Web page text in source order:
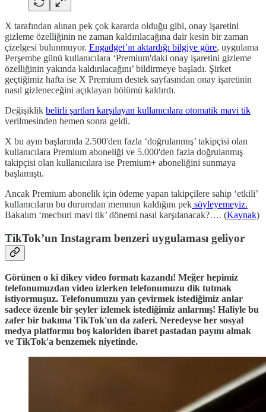
X tarafından alınan pek çok kararda olduğu gibi, onay işaretini
gizleme özelliğinin ne zaman kaldırılacağına dair kesin bir zaman
çizelgesi bulunmuyor. Engadget’ın aktardığı bilgiye göre, uygulama
Perşembe günü kullanıcılara ‘Premium'daki onay işaretini gizleme
özelliğinin yakında kaldırılacağını’ bildirmeye başladı. Şirket
geçtiğimiz hafta ise X Premium destek sayfasından onay işaretinin
nasıl gizleneceğini açıklayan bölümü kaldırdı.
Değişiklik belirli şartları karşılayan kullanıcılara otomatik mavi tik
verilmesinden hemen sonra geldi.
X bu ayın başlarında 2.500'den fazla ‘doğrulanmış’ takipçisi olan
kullanıcılara Premium aboneliği ve 5.000'den fazla doğrulanmış
takipçisi olan kullanıcılara ise Premium+ aboneliğini sunmaya
başlamıştı.
Ancak Premium abonelik için ödeme yapan takipçilere sahip ‘etkili’
kullanıcıların bu durumdan memnun kaldığını pek söyleyemeyiz.
Bakalım ‘mecburi mavi tik’ dönemi nasıl karşılanacak?…. (Kaynak)
TikTok’un Instagram benzeri uygulaması geliyor
Görünen o ki dikey video formatı kazandı! Meğer hepimiz
telefonumuzdan video izlerken telefonumuzu dik tutmak
istiyormuşuz. Telefonumuzu yan çevirmek istediğimiz anlar
sadece özenle bir şeyler izlemek istediğimiz anlarmış! Haliyle bu
zafer bir bakıma TikTok'un da zaferi. Neredeyse her sosyal
medya platformu boş kaloriden ibaret pastadan payını almak
ve TikTok'a benzemek niyetinde.